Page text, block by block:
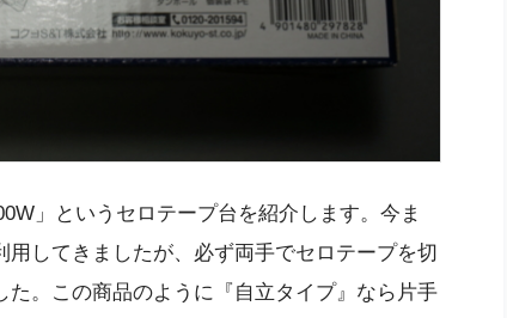
」というセロテープ台を紹介します。今ま
してきましたが、必ず両手でセロテープを切
。この商品のように『自立タイプ』なら片手